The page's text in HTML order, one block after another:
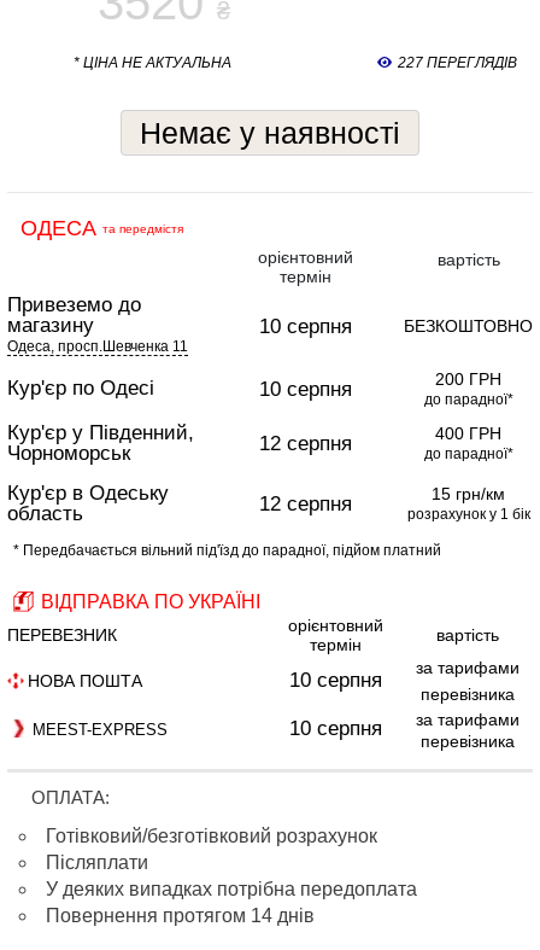
₴
* ЦІНА НЕ АКТУАЛЬНА 227 ПЕРЕГЛЯДІВ
Немає у наявності
ОДЕСА та передмістя
орієнтовний
термін
вартість
Привеземо до
магазину
Одеса, просп.Шевченка 11
Кур'єр по Одесі
Кур'єр у Південний,
Чорноморськ
Кур'єр в Одеську
область
10 серпня
10 серпня
12 серпня
12 серпня
БЕЗКОШТОВНО
200 ГРН
до парадної*
400 ГРН
до парадної*
15 грн/км
розрахунок у 1 бік
* Передбачається вільний під'їзд до парадної, підйом платний
ВІДПРАВКА ПО УКРАЇНІ
ПЕРЕВЕЗНИК
орієнтовний
термін
вартість
НОВА ПОШТА 10 серпня
за тарифами
перевізника
MEEST-EXPRESS 10 серпня
за тарифами
перевізника
ОПЛАТА:
Готівковий/безготівковий розрахунок
Післяплати
У деяких випадках потрібна передоплата
Повернення протягом 14 днів